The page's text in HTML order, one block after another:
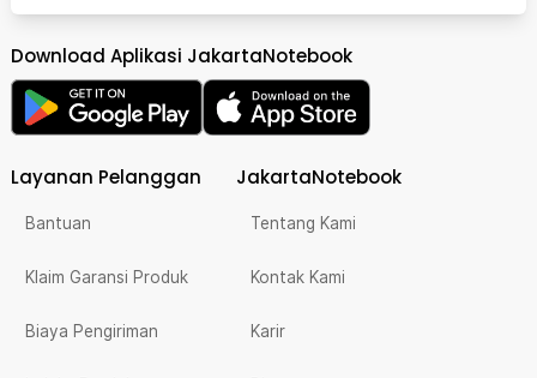
Download Aplikasi JakartaNotebook
Layanan Pelanggan
Bantuan
Klaim Garansi Produk
Biaya Pengiriman
JakartaNotebook
Tentang Kami
Kontak Kami
Karir